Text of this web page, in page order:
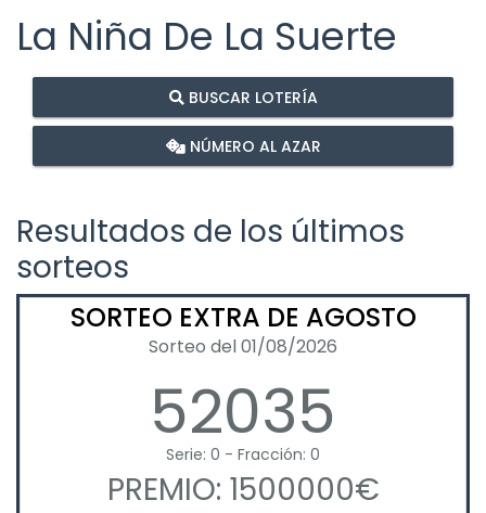
La Niña De La Suerte
BUSCAR LOTERÍA
NÚMERO AL AZAR
Resultados de los últimos
sorteos
SORTEO EXTRA DE AGOSTO
Sorteo del 01/08/2026
52035
Serie: 0 - Fracción: 0
PREMIO: 1500000€